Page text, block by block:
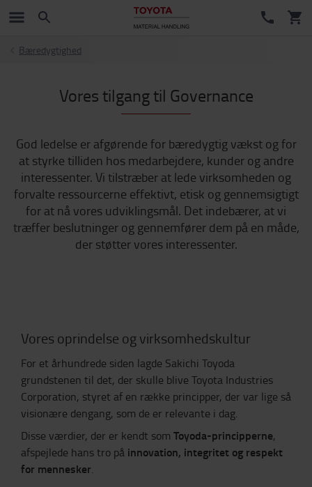
Bæredygtighed
Vores tilgang til Governance
God ledelse er afgørende for bæredygtig vækst og for
at styrke tilliden hos medarbejdere, kunder og andre
interessenter. Vi tilstræber at lede virksomheden og
forvalte ressourcerne effektivt, etisk og gennemsigtigt
for at nå vores udviklingsmål. Det indebærer, at vi
træffer beslutninger og gennemfører dem på en måde,
der støtter vores interessenter.
Vores oprindelse og virksomhedskultur
For et århundrede siden lagde Sakichi Toyoda
grundstenen til det, der skulle blive Toyota Industries
Corporation, styret af en række principper, der var lige så
visionære dengang, som de er relevante i dag.
Disse værdier, der er kendt som Toyoda-principperne,
afspejlede hans tro på innovation, integritet og respekt
for mennesker.